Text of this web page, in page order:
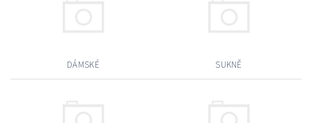
DÁMSKÉ SUKNĚ